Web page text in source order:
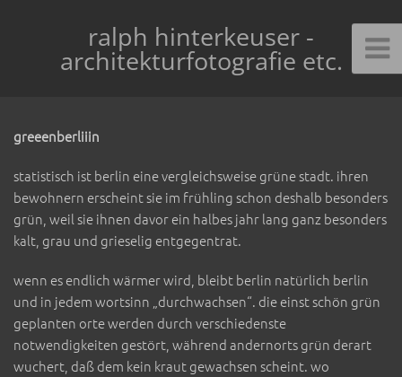
ralph hinterkeuser -
architekturfotografie etc.
greeenberliiin
statistisch ist berlin eine vergleichsweise grüne stadt. ihren
bewohnern erscheint sie im frühling schon deshalb besonders
grün, weil sie ihnen davor ein halbes jahr lang ganz besonders
kalt, grau und grieselig entgegentrat.
wenn es endlich wärmer wird, bleibt berlin natürlich berlin
und in jedem wortsinn „durchwachsen“. die einst schön grün
geplanten orte werden durch verschiedenste
notwendigkeiten gestört, während andernorts grün derart
wuchert, daß dem kein kraut gewachsen scheint. wo